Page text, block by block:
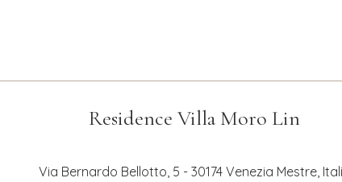
Residence Villa Moro Lin
Via Bernardo Bellotto, 5 - 30174 Venezia Mestre,